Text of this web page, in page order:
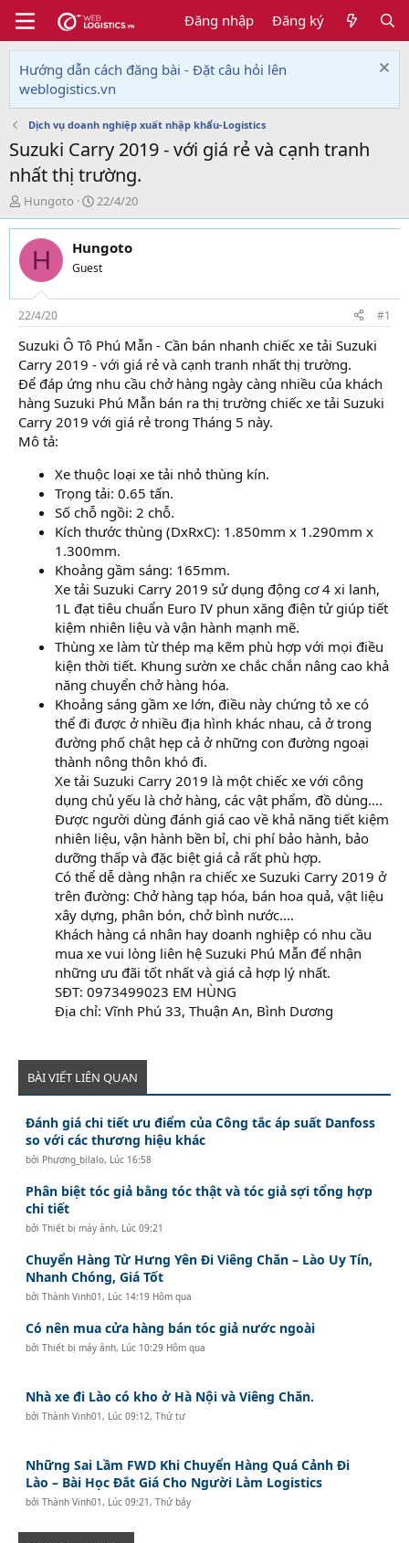
Đăng nhập Đăng ký
Hướng dẫn cách đăng bài - Đặt câu hỏi lên
weblogistics.vn
Dịch vụ doanh nghiệp xuất nhập khẩu-Logistics
Suzuki Carry 2019 - với giá rẻ và cạnh tranh
nhất thị trường.
T
h
r
e
d
s
t
a
r
t
e
r
Hungoto
N
g
à
y
g
i
22/4/20
H Hungoto
Guest
22/4/20 #1
Suzuki Ô Tô Phú Mẫn - Cần bán nhanh chiếc xe tải Suzuki
Carry 2019 - với giá rẻ và cạnh tranh nhất thị trường.
Để đáp ứng nhu cầu chở hàng ngày càng nhiều của khách
hàng Suzuki Phú Mẫn bán ra thị trường chiếc xe tải Suzuki
Carry 2019 với giá rẻ trong Tháng 5 này.
Mô tả:
Xe thuộc loại xe tải nhỏ thùng kín.
Trọng tải: 0.65 tấn.
Số chỗ ngồi: 2 chỗ.
Kích thước thùng (DxRxC): 1.850mm x 1.290mm x
1.300mm.
Khoảng gầm sáng: 165mm.
Xe tải Suzuki Carry 2019 sử dụng động cơ 4 xi lanh,
1L đạt tiêu chuẩn Euro IV phun xăng điện tử giúp tiết
kiệm nhiên liệu và vận hành mạnh mẽ.
Thùng xe làm từ thép mạ kẽm phù hợp với mọi điều
kiện thời tiết. Khung sườn xe chắc chắn nâng cao khả
năng chuyển chở hàng hóa.
Khoảng sáng gầm xe lớn, điều này chứng tỏ xe có
thể đi được ở nhiều địa hình khác nhau, cả ở trong
đường phố chật hẹp cả ở những con đường ngoại
thành nông thôn khó đi.
Xe tải Suzuki Carry 2019 là một chiếc xe với công
dụng chủ yếu là chở hàng, các vật phẩm, đồ dùng....
Được người dùng đánh giá cao về khả năng tiết kiệm
nhiên liệu, vận hành bền bỉ, chi phí bảo hành, bảo
dưỡng thấp và đặc biệt giá cả rất phù hợp.
Có thể dễ dàng nhận ra chiếc xe Suzuki Carry 2019 ở
trên đường: Chở hàng tạp hóa, bán hoa quả, vật liệu
xây dựng, phân bón, chở bình nước....
Khách hàng cá nhân hay doanh nghiệp có nhu cầu
mua xe vui lòng liên hệ Suzuki Phú Mẫn để nhận
những ưu đãi tốt nhất và giá cả hợp lý nhất.
SĐT: 0973499023 EM HÙNG
Địa chỉ: Vĩnh Phú 33, Thuận An, Bình Dương
BÀI VIẾT LIÊN QUAN
Đánh giá chi tiết ưu điểm của Công tắc áp suất Danfoss
so với các thương hiệu khác
bởi Phương_bilalo, Lúc 16:58
Phân biệt tóc giả bằng tóc thật và tóc giả sợi tổng hợp
chi tiết
bởiThiết bị máy ảnh, Lúc 09:21
Chuyển Hàng Từ Hưng Yên Đi Viêng Chăn – Lào Uy Tín,
Nhanh Chóng, Giá Tốt
bởiThành Vinh01 , Lúc 14:19 Hôm qua
Có nên mua cửa hàng bán tóc giả nước ngoài
bởiThiết bị máy ảnh, Lúc 10:29 Hôm qua
Nhà xe đi Lào có kho ở Hà Nội và Viêng Chăn.
bởiThành Vinh01 , Lúc 09:12, Thứ tư
Những Sai Lầm FWD Khi Chuyển Hàng Quá Cảnh Đi
Lào – Bài Học Đắt Giá Cho Người Làm Logistics
bởiThành Vinh01 , Lúc 09:21, Thứ bảy